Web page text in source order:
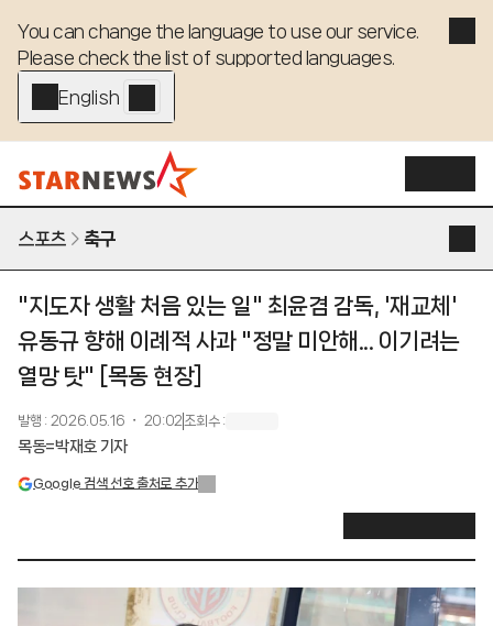
You can change the language to use our service.
Please check the list of supported languages.
English - EN
스포츠 축구
"지도자 생활 처음 있는 일" 최윤겸 감독, '재교체'
유동규 향해 이례적 사과 "정말 미안해... 이기려는
열망 탓" [목동 현장]
발행 : 2026.05.16 ・ 20:02 조회수:
목동=박재호 기자
Google 검색 선호 출처로 추가